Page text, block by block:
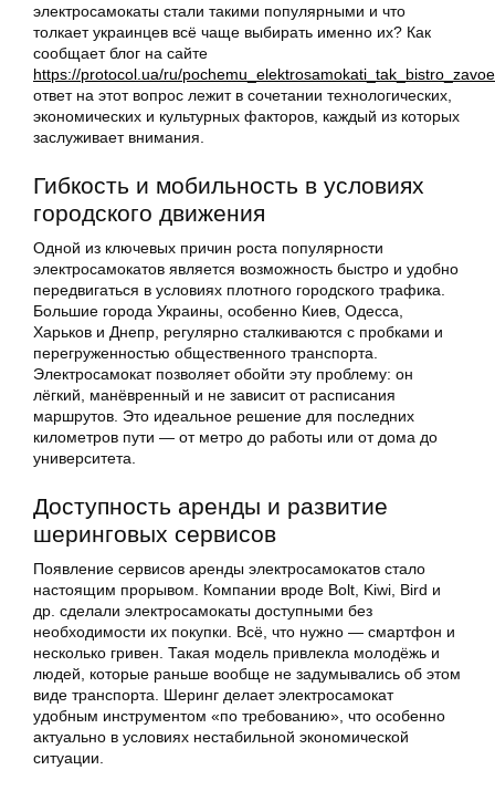
электросамокаты стали такими популярными и что
толкает украинцев всё чаще выбирать именно их? Как
сообщает блог на сайте
https://protocol.ua/ru/
ответ на этот вопрос лежит в сочетании технологических,
экономических и культурных факторов, каждый из которых
заслуживает внимания.
Гибкость и мобильность в условиях
городского движения
Одной из ключевых причин роста популярности
электросамокатов является возможность быстро и удобно
передвигаться в условиях плотного городского трафика.
Большие города Украины, особенно Киев, Одесса,
Харьков и Днепр, регулярно сталкиваются с пробками и
перегруженностью общественного транспорта.
Электросамокат позволяет обойти эту проблему: он
лёгкий, манёвренный и не зависит от расписания
маршрутов. Это идеальное решение для последних
километров пути — от метро до работы или от дома до
университета.
Доступность аренды и развитие
шеринговых сервисов
Появление сервисов аренды электросамокатов стало
настоящим прорывом. Компании вроде Bolt, Kiwi, Bird и
др. сделали электросамокаты доступными без
необходимости их покупки. Всё, что нужно — смартфон и
несколько гривен. Такая модель привлекла молодёжь и
людей, которые раньше вообще не задумывались об этом
виде транспорта. Шеринг делает электросамокат
удобным инструментом «по требованию», что особенно
актуально в условиях нестабильной экономической
ситуации.